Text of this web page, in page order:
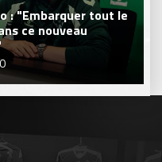
: "Embarquer tout le
ce nouveau